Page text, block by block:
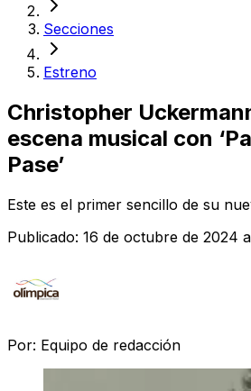
Secciones
Estreno
Christopher
escena musical con
Pase’
Este es el primer sencillo de su
Publicado: 16 de octubre de 2024
Por: Equipo de redacción